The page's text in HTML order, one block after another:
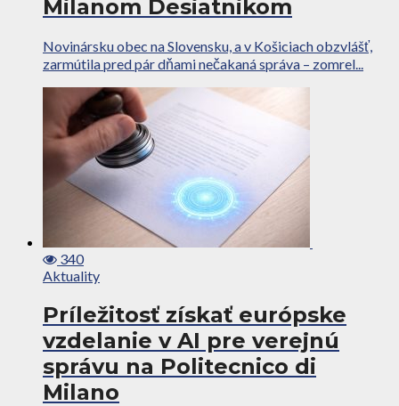
Milanom Desiatnikom
Novinársku obec na Slovensku, a v Košiciach obzvlášť,
zarmútila pred pár dňami nečakaná správa – zomrel...
340
Aktuality
Príležitosť získať európske
vzdelanie v AI pre verejnú
správu na Politecnico di
Milano